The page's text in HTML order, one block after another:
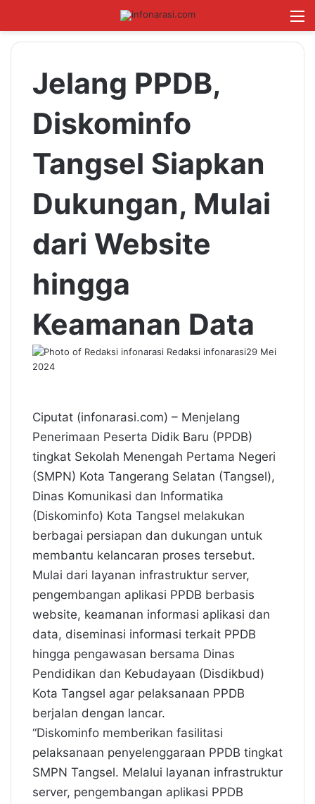
Cari
Jelang PPDB,
Diskominfo
Tangsel Siapkan
Dukungan, Mulai
dari Website
hingga
Keamanan Data
Redaksi infonarasi29 Mei
2024
Ciputat (infonarasi.com) – Menjelang
Penerimaan Peserta Didik Baru (PPDB)
tingkat Sekolah Menengah Pertama Negeri
(SMPN) Kota Tangerang Selatan (Tangsel),
Dinas Komunikasi dan Informatika
(Diskominfo) Kota Tangsel melakukan
berbagai persiapan dan dukungan untuk
membantu kelancaran proses tersebut.
Mulai dari layanan infrastruktur server,
pengembangan aplikasi PPDB berbasis
website, keamanan informasi aplikasi dan
data, diseminasi informasi terkait PPDB
hingga pengawasan bersama Dinas
Pendidikan dan Kebudayaan (Disdikbud)
Kota Tangsel agar pelaksanaan PPDB
berjalan dengan lancar.
“Diskominfo memberikan fasilitasi
pelaksanaan penyelenggaraan PPDB tingkat
SMPN Tangsel. Melalui layanan infrastruktur
server, pengembangan aplikasi PPDB